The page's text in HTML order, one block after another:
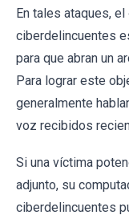
En tales ataques,
ciberdelincuentes
para que abran un
Para lograr este
generalmente
voz recibidos
Si una víctima
adjunto, su
ciberdelincuentes